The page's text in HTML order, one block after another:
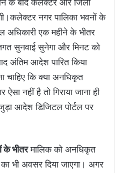
के बाद कलेक्टर और जिला
नगर पालिका भवनों के
अधिकारी एक महीने के भीतर
सुनवाई सुनेगा और मिनट को
अंतिम आदेश पारित किया
चाहिए कि क्या अनधिकृत
नहीं है तो गिराया जाना ही
आदेश डिजिटल पोर्टल पर
के भीतरमालिक को अनधिकृत
भी अवसर दिया जाएगा। अगर